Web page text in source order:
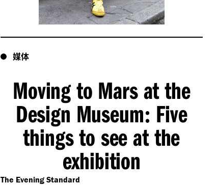
媒体
Moving to Mars at the
Design Museum: Five
things to see at the
exhibition
The Evening Standard